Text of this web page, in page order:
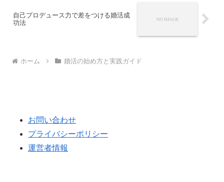
自己プロデュース力で差をつける婚活成
功法
ホーム 婚活の始め方と実践ガイド
お問い合わせ
プライバシーポリシー
運営者情報